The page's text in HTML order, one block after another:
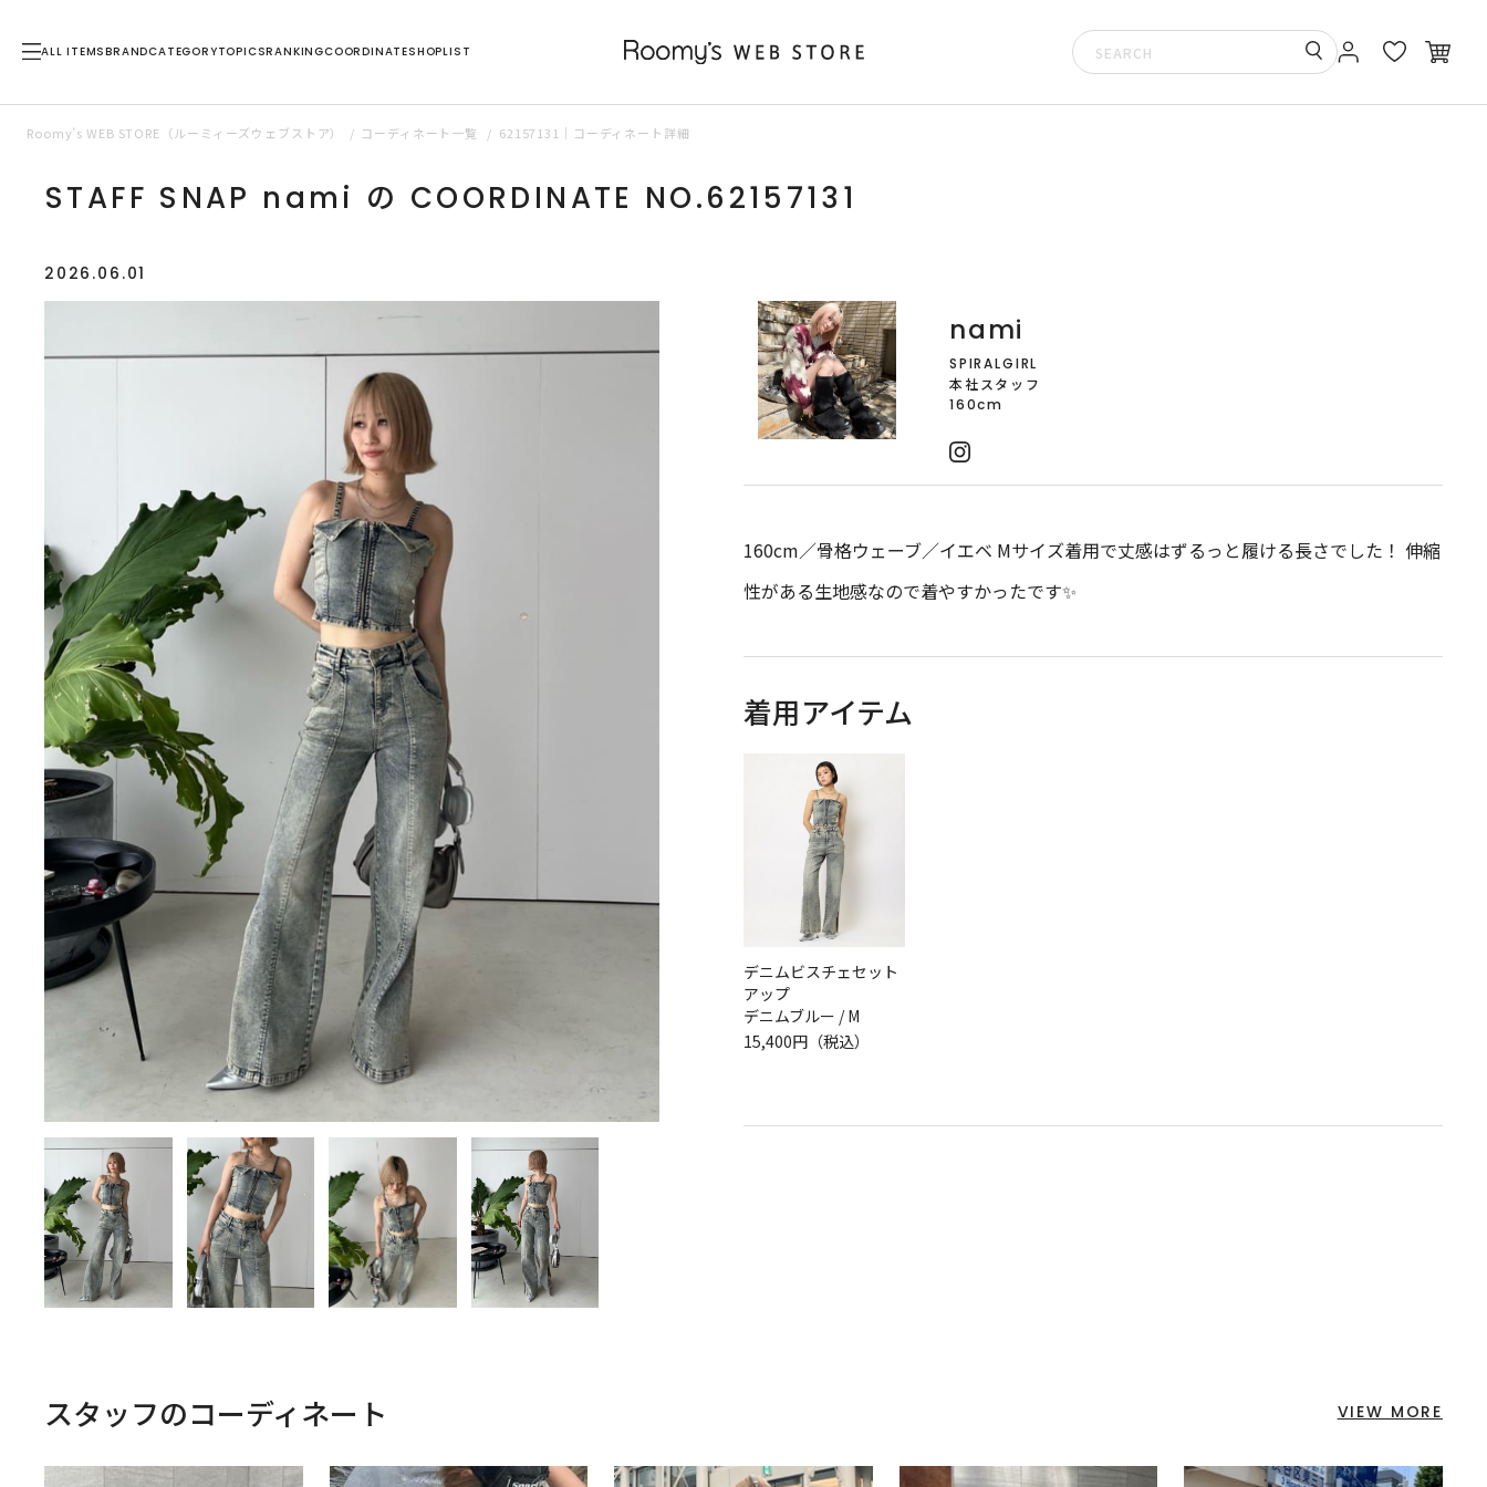
ALL ITEMSBRANDCATEGORYTOPICSRANKINGCOORDINATESHOPLIST
Roomy’s WEB STORE（ルーミィーズウェブストア） コーディネート一覧 62157131｜コーディネート詳細
STAFF SNAP nami の COORDINATE NO.62157131
2026.06.01
nami
SPIRALGIRL
本社スタッフ
160cm
160cm／骨格ウェーブ／イエベ Mサイズ着用で丈感はずるっと履ける長さでした！ 伸縮
性がある生地感なので着やすかったです✨
着用アイテム
デニムビスチェセット
アップ
デニムブルー / M
15,400円（税込）
スタッフのコーディネート VIEW MORE